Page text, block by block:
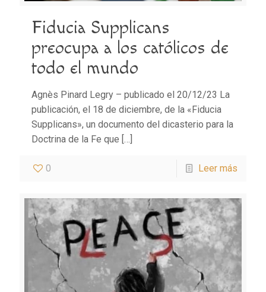
Fiducia Supplicans
preocupa a los católicos de
todo el mundo
Agnès Pinard Legry – publicado el 20/12/23 La
publicación, el 18 de diciembre, de la «Fiducia
Supplicans», un documento del dicasterio para la
Doctrina de la Fe que […]
0 Leer más